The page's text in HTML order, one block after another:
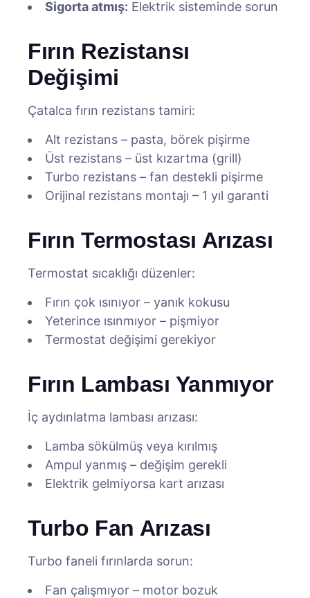
Sigorta atmış: Elektrik sisteminde sorun
Fırın Rezistansı
Değişimi
Çatalca fırın rezistans tamiri:
Alt rezistans – pasta, börek pişirme
Üst rezistans – üst kızartma (grill)
Turbo rezistans – fan destekli pişirme
Orijinal rezistans montajı – 1 yıl garanti
Fırın Termostası Arızası
Termostat sıcaklığı düzenler:
Fırın çok ısınıyor – yanık kokusu
Yeterince ısınmıyor – pişmiyor
Termostat değişimi gerekiyor
Fırın Lambası Yanmıyor
İç aydınlatma lambası arızası:
Lamba sökülmüş veya kırılmış
Ampul yanmış – değişim gerekli
Elektrik gelmiyorsa kart arızası
Turbo Fan Arızası
Turbo faneli fırınlarda sorun:
Fan çalışmıyor – motor bozuk